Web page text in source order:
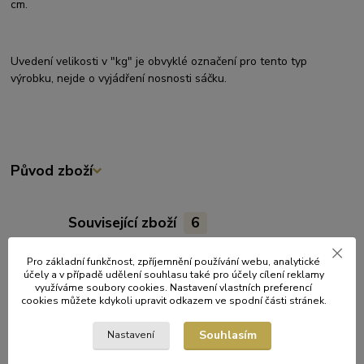
cm.
Uvedení velikosti v "kg" je obvyklé označení pro tento typ
výrobku, nejde o vyjádření nosnosti sáčku.
Původ zboží
Související zboží 6
Akce
Pro základní funkčnost, zpříjemnění používání webu, analytické
účely a v případě udělení souhlasu také pro účely cílení reklamy
využíváme soubory cookies. Nastavení vlastních preferencí
cookies můžete kdykoli upravit odkazem ve spodní části stránek.
Nastavení Souhlasím